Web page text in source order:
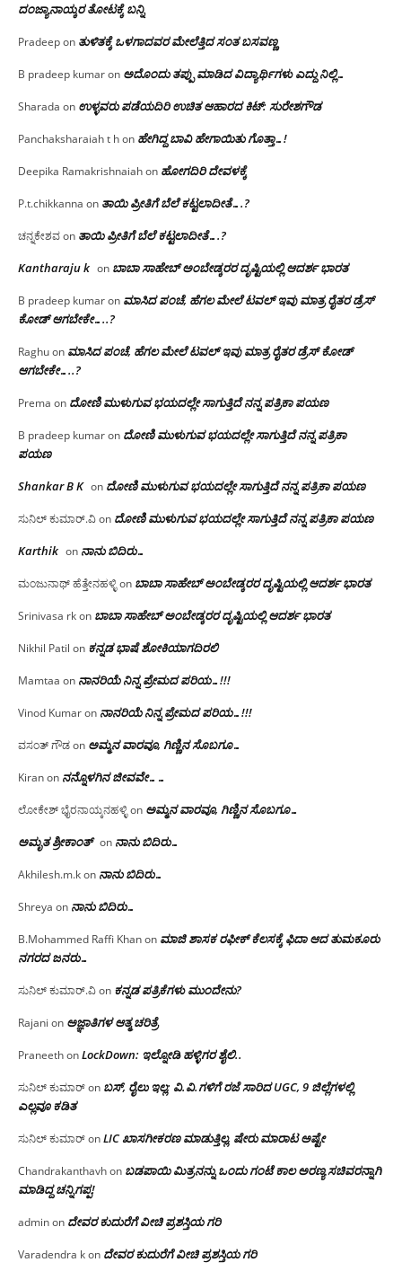
ದಂಜ್ಯಾನಾಯ್ಕರ ತೋಟಕ್ಕೆ ಬನ್ನಿ
Pradeepon ತುಳಿತಕ್ಕೆ ಒಳಗಾದವರ ಮೇಲೆತ್ತಿದ ಸಂತ ಬಸವಣ್ಣ
B pradeep kumaron ಅದೊಂದು ತಪ್ಪು ಮಾಡಿದ ವಿದ್ಯಾರ್ಥಿಗಳು ಎದ್ದು ನಿಲ್ಲಿ…
Sharada on ಉಳ್ಳವರು ಪಡೆಯದಿರಿ ಉಚಿತ ಆಹಾರದ ಕಿಟ್: ಸುರೇಶಗೌಡ
Panchaksharaiah t hon ಹೇಗಿದ್ದ ಬಾವಿ ಹೇಗಾಯಿತು ಗೊತ್ತಾ…!
Deepika Ramakrishnaiahon ಹೋಗದಿರಿ ದೇವಳಕ್ಕೆ
P.t.chikkanna on ತಾಯಿ ಪ್ರೀತಿಗೆ ಬೆಲೆ ಕಟ್ಟಲಾದೀತೆ….?
ಚನ್ನಕೇಶವon ತಾಯಿ ಪ್ರೀತಿಗೆ ಬೆಲೆ ಕಟ್ಟಲಾದೀತೆ….?
Kantharaju k on ಬಾಬಾ ಸಾಹೇಬ್ ಅಂಬೇಡ್ಕರರ ದೃಷ್ಟಿಯಲ್ಲಿ ಆದರ್ಶ ಭಾರತ
B pradeep kumaron ಮಾಸಿದ ಪಂಚೆ, ಹೆಗಲ ಮೇಲೆ ಟವಲ್‌ ಇವು ಮಾತ್ರ ರೈತರ ಡ್ರೆಸ್‌
ಕೋಡ್ ಆಗಬೇಕೇ…..?‌
Raghuon ಮಾಸಿದ ಪಂಚೆ, ಹೆಗಲ ಮೇಲೆ ಟವಲ್‌ ಇವು ಮಾತ್ರ ರೈತರ ಡ್ರೆಸ್‌ ಕೋಡ್
ಆಗಬೇಕೇ…..?‌
Prema on ದೋಣಿ ಮುಳುಗುವ ಭಯದಲ್ಲೇ ಸಾಗುತ್ತಿದೆ ನನ್ನ ಪತ್ರಿಕಾ ಪಯಣ
B pradeep kumaron ದೋಣಿ ಮುಳುಗುವ ಭಯದಲ್ಲೇ ಸಾಗುತ್ತಿದೆ ನನ್ನ ಪತ್ರಿಕಾ
ಪಯಣ
Shankar B K on ದೋಣಿ ಮುಳುಗುವ ಭಯದಲ್ಲೇ ಸಾಗುತ್ತಿದೆ ನನ್ನ ಪತ್ರಿಕಾ ಪಯಣ
ಸುನಿಲ್ ಕುಮಾರ್.ವಿon ದೋಣಿ ಮುಳುಗುವ ಭಯದಲ್ಲೇ ಸಾಗುತ್ತಿದೆ ನನ್ನ ಪತ್ರಿಕಾ ಪಯಣ
Karthik on ನಾನು ಬಿದಿರು…
ಮಂಜುನಾಥ್ ಹೆತ್ತೇನಹಳ್ಳಿon ಬಾಬಾ ಸಾಹೇಬ್ ಅಂಬೇಡ್ಕರರ ದೃಷ್ಟಿಯಲ್ಲಿ ಆದರ್ಶ ಭಾರತ
Srinivasa rkon ಬಾಬಾ ಸಾಹೇಬ್ ಅಂಬೇಡ್ಕರರ ದೃಷ್ಟಿಯಲ್ಲಿ ಆದರ್ಶ ಭಾರತ
Nikhil Patil on ಕನ್ನಡ ಭಾಷೆ ಶೋಕಿಯಾಗದಿರಲಿ
Mamtaa on ನಾನರಿಯೆ ನಿನ್ನ ಪ್ರೇಮದ ಪರಿಯ…!!!
Vinod Kumaron ನಾನರಿಯೆ ನಿನ್ನ ಪ್ರೇಮದ ಪರಿಯ…!!!
ವಸಂತ್ ಗೌಡon ಅಮ್ಮನ ವಾರವೂ, ಗಿಣ್ಣಿನ ಸೊಬಗೂ…
Kiranon ನನ್ನೊಳಗಿನ ಜೀವವೇ……
ಲೋಕೇಶ್ ಭೈರನಾಯ್ಕನಹಳ್ಳಿon ಅಮ್ಮನ ವಾರವೂ, ಗಿಣ್ಣಿನ ಸೊಬಗೂ…
ಅಮೃತ ಶ್ರೀಕಾಂತ್ on ನಾನು ಬಿದಿರು…
Akhilesh.m.kon ನಾನು ಬಿದಿರು…
Shreya on ನಾನು ಬಿದಿರು…
B.Mohammed Raffi Khanon ಮಾಜಿ ಶಾಸಕ ರಫೀಕ್ ಕೆಲಸಕ್ಕೆ ಫಿದಾ ಆದ ತುಮಕೂರು
ನಗರದ ಜನರು…
ಸುನಿಲ್ ಕುಮಾರ್.ವಿon ಕನ್ನಡ ಪತ್ರಿಕೆಗಳು ಮುಂದೇನು?
Rajani on ಅಜ್ಞಾತಿಗಳ ಆತ್ಮ ಚರಿತ್ರೆ
PraneethonLockDown: ಇಲ್ನೋಡಿ ಹಳ್ಳಿಗರ ಶೈಲಿ..
ಸುನಿಲ್ ಕುಮಾರ್on ಬಸ್, ರೈಲು ಇಲ್ಲ; ವಿ.ವಿ.ಗಳಿಗೆ ರಜೆ ಸಾರಿದ UGC, 9 ಜಿಲ್ಲೆಗಳಲ್ಲಿ
ಎಲ್ಲವೂ ಕಡಿತ
ಸುನಿಲ್ ಕುಮಾರ್onLIC ಖಾಸಗೀಕರಣ ಮಾಡುತ್ತಿಲ್ಲ, ಷೇರು ಮಾರಾಟ ಅಷ್ಟೇ
Chandrakanthavhon ಬಡಪಾಯಿ ಮಿತ್ರನನ್ನು ಒಂದು ಗಂಟೆ ಕಾಲ ಅರಣ್ಯ ಸಚಿವರನ್ನಾಗಿ
ಮಾಡಿದ್ದ ಚನ್ನಿಗಪ್ಪ!
adminon ದೇವರ ಕುದುರೆಗೆ ವೀಚಿ ಪ್ರಶಸ್ತಿಯ ಗರಿ
Varadendra kon ದೇವರ ಕುದುರೆಗೆ ವೀಚಿ ಪ್ರಶಸ್ತಿಯ ಗರಿ